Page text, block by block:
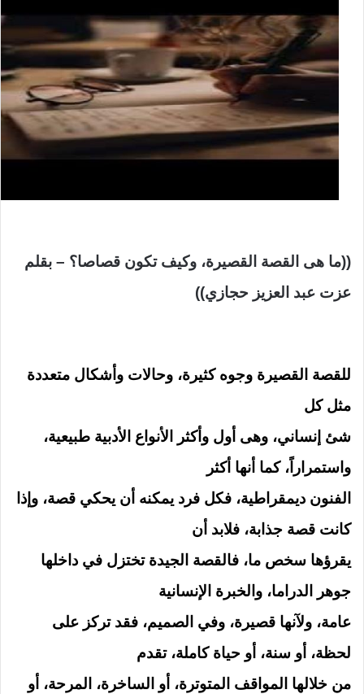
((ما هى القصة القصيرة، وكيف تكون قصاصا؟ – بقلم
عزت عبد العزيز حجازي))
للقصة القصيرة وجوه كثيرة، وحالات وأشكال متعددة
مثل كل
شئ إنساني، وهى أول وأكثر الأنواع الأدبية طبيعية،
واستمراراً، كما أنها أكثر
الفنون ديمقراطية، فكل فرد يمكنه أن يحكي قصة، وإذا
كانت قصة جذابة، فلابد أن
يقرؤها سخص ما، فالقصة الجيدة تختزل في داخلها
جوهر الدراما، والخبرة الإنسانية
عامة، ولآنها قصيرة، وفي الصميم، فقد تركز على
لحظة، أو سنة، أو حياة كاملة، تقدم
من خلالها المواقف المتوترة، أو الساخرة، المرحة، أو